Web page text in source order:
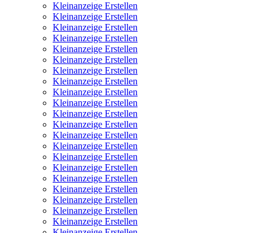
Kleinanzeige Erstellen
Kleinanzeige Erstellen
Kleinanzeige Erstellen
Kleinanzeige Erstellen
Kleinanzeige Erstellen
Kleinanzeige Erstellen
Kleinanzeige Erstellen
Kleinanzeige Erstellen
Kleinanzeige Erstellen
Kleinanzeige Erstellen
Kleinanzeige Erstellen
Kleinanzeige Erstellen
Kleinanzeige Erstellen
Kleinanzeige Erstellen
Kleinanzeige Erstellen
Kleinanzeige Erstellen
Kleinanzeige Erstellen
Kleinanzeige Erstellen
Kleinanzeige Erstellen
Kleinanzeige Erstellen
Kleinanzeige Erstellen